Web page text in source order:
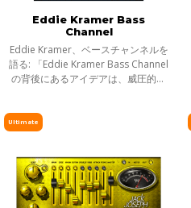
Eddie Kramer Bass
Channel
Eddie Kramer、ベースチャンネルを
語る: 「Eddie Kramer Bass Channel
の背後にあるアイデアは、威圧的に
げるということ。一般的に中低域に
Ultimate